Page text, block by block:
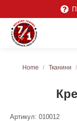
You are here:
Home Тканини
Артикул: 010012